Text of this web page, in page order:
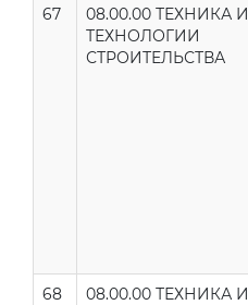
67
08.00.00 ТЕХНИКА И
ТЕХНОЛОГИИ
СТРОИТЕЛЬСТВА
68
08.00.00 ТЕХНИКА И